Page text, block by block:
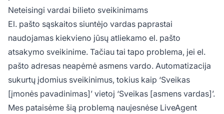
Neteisingi vardai bilieto sveikinimams
El. pašto sąskaitos siuntėjo vardas paprastai
naudojamas kiekvieno jūsų atliekamo el. pašto
atsakymo sveikinime. Tačiau tai tapo problema, jei el.
pašto adresas neapėmė asmens vardo. Automatizacija
sukurtų įdomius sveikinimus, tokius kaip ‘Sveikas
[įmonės pavadinimas]’ vietoj ‘Sveikas [asmens vardas]’.
Mes pataisėme šią problemą naujesnėse LiveAgent